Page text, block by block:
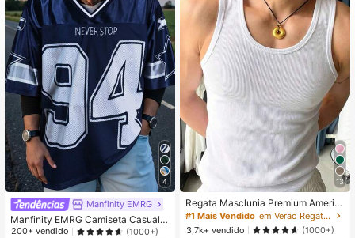
4,55 65 Seguidores
4,55 65 Seguidores
4,55 65 Seguidores
4
Manfinity EMRG
Manfinity EMRG Camiseta Casual E
stilo Camisa de Basquete com Gola
200+ vendido (1000+)
13
Regata Masclunia Premium Americ
ana Canelada Estilo Streetwear Ca
sual Verão Respirável
#1 Mais Vendido
em Verão Regatas masculinas
3,7k+ vendido
(1000+)